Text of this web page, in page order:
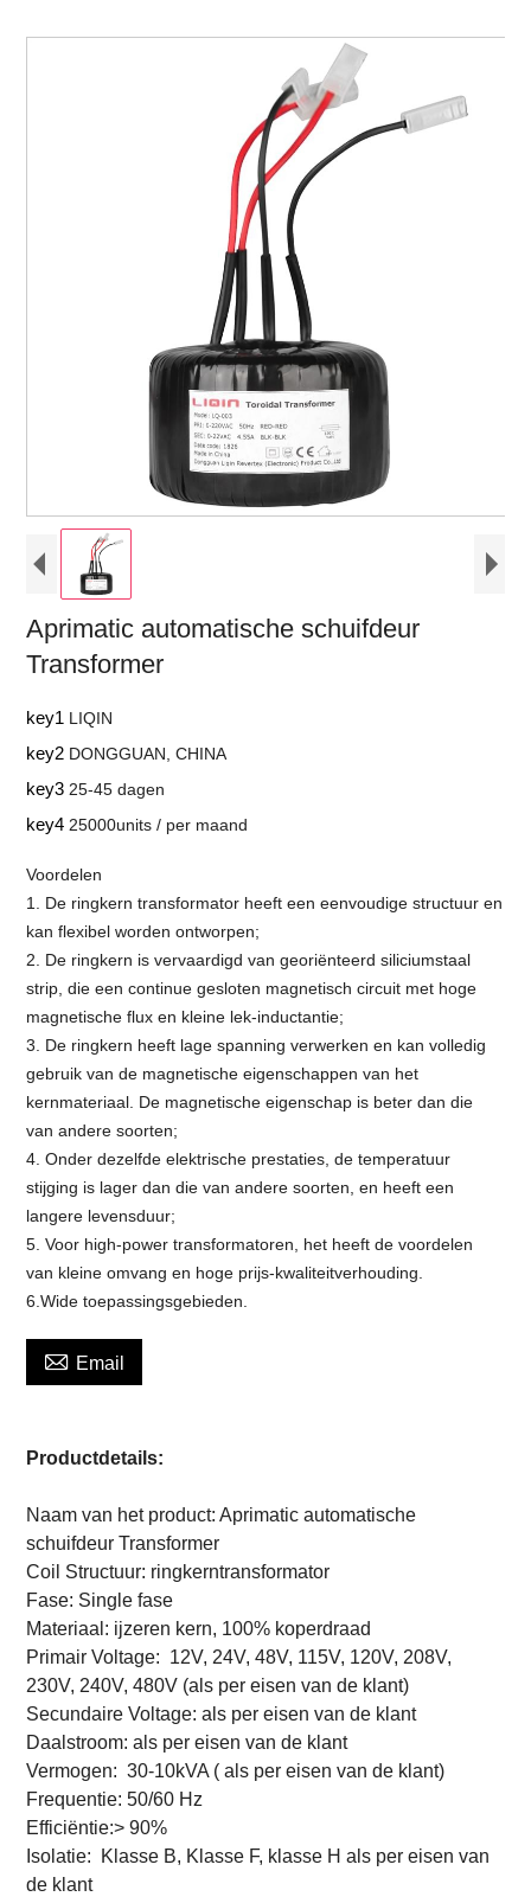
Aprimatic automatische schuifdeur
Transformer
key1 LIQIN
key2 DONGGUAN, CHINA
key3 25-45 dagen
key4 25000units / per maand
Voordelen
1. De ringkern transformator heeft een eenvoudige structuur en
kan flexibel worden ontworpen;
2. De ringkern is vervaardigd van georiënteerd siliciumstaal
strip, die een continue gesloten magnetisch circuit met hoge
magnetische flux en kleine lek-inductantie;
3. De ringkern heeft lage spanning verwerken en kan volledig
gebruik van de magnetische eigenschappen van het
kernmateriaal. De magnetische eigenschap is beter dan die
van andere soorten;
4. Onder dezelfde elektrische prestaties, de temperatuur
stijging is lager dan die van andere soorten, en heeft een
langere levensduur;
5. Voor high-power transformatoren, het heeft de voordelen
van kleine omvang en hoge prijs-kwaliteitverhouding.
6.Wide toepassingsgebieden.
 Email
Productdetails:
Naam van het product: Aprimatic automatische
schuifdeur Transformer
Coil Structuur: ringkerntransformator
Fase: Single fase
Materiaal: ijzeren kern, 100% koperdraad
Primair Voltage: 12V, 24V, 48V, 115V, 120V, 208V,
230V, 240V, 480V (als per eisen van de klant)
Secundaire Voltage: als per eisen van de klant
Daalstroom: als per eisen van de klant
Vermogen:30-10kVA (als per eisen van de klant)
Frequentie: 50/60 Hz
Efficiëntie:> 90%
Isolatie: Klasse B, Klasse F, klasse Hals per eisen van
de klant